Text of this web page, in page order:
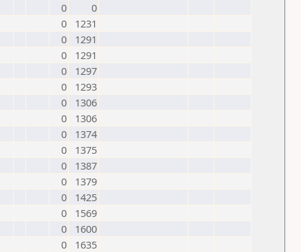
0
0
0
1231
0
1291
0
1291
0
1297
0
1293
0
1306
0
1306
0
1374
0
1375
0
1387
0
1379
0
1425
0
1569
0
1600
0
1635